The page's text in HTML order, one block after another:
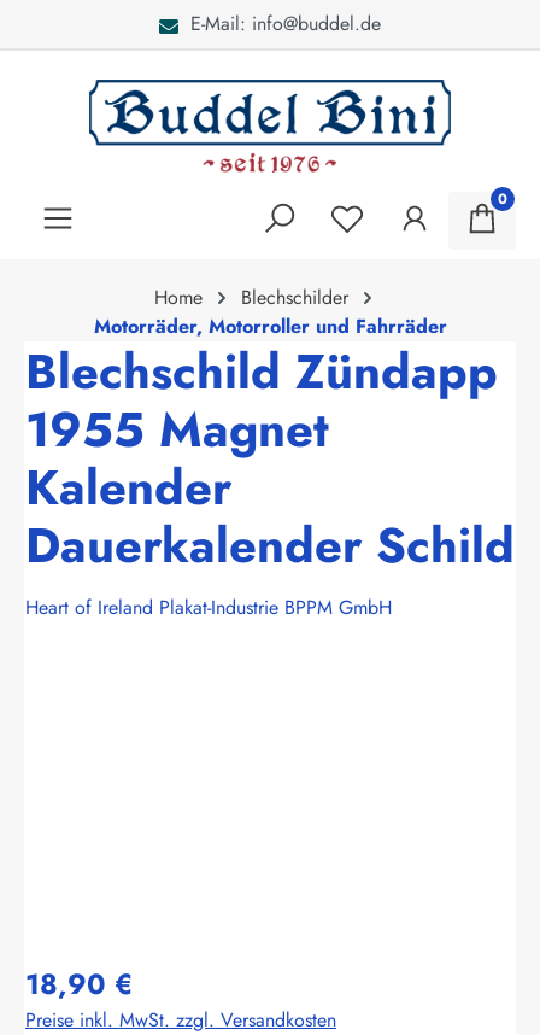
E-Mail: info@buddel.de
0
Home
Blechschilder
Motorräder, Motorroller und Fahrräder
Blechschild Zündapp
1955 Magnet
Kalender
Dauerkalender Schild
Heart of Ireland Plakat-Industrie BPPM GmbH
18,90 €
Preise inkl. MwSt. zzgl. Versandkosten